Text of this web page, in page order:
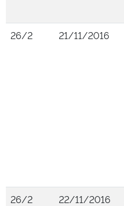
26/2
21/11/2016
26/2
22/11/2016